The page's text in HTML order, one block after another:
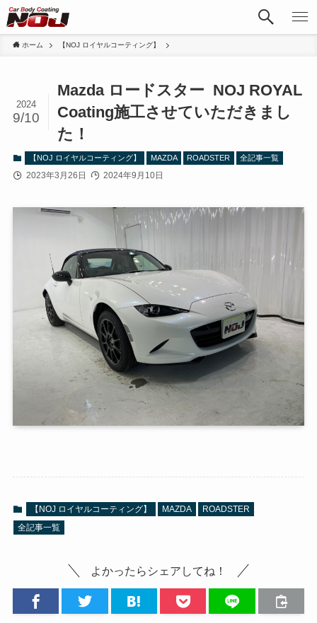
ホーム 【NOJ ロイヤルコーティング】
Mazda ロードスター NOJ ROYAL
Coating施工させていただきまし
た！
2024
9/10
【NOJ ロイヤルコーティング】 MAZDA ROADSTER 全記事一覧
2023年3月26日 2024年9月10日
【NOJ ロイヤルコーティング】 MAZDA
ROADSTER
全記事一覧
よかったらシェアしてね！